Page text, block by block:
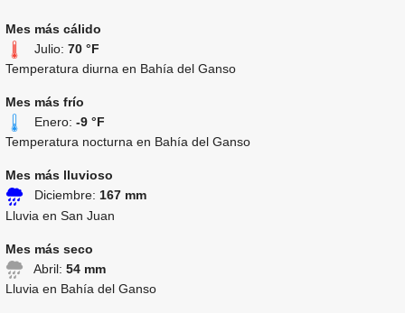
Mes más cálido
Julio: 70 °F
Temperatura diurna en Bahía del Ganso
Mes más frío
Enero: -9 °F
Temperatura nocturna en Bahía del Ganso
Mes más lluvioso
Diciembre: 167 mm
Lluvia en San Juan
Mes más seco
Abril: 54 mm
Lluvia en Bahía del Ganso